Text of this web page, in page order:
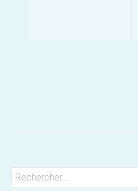
Rechercher :